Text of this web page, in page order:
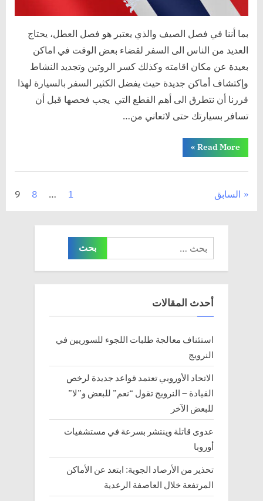
بما أننا في فصل الصيف والذي يعتبر هو فصل العطل، يحتاج
العديد من الناس الى السفر لقضاء بعض الوقت في اماكن
بعيدة عن مكان اقامته وكذلك كسر الروتين وتجديد النشاط
وإكتشاف أماكن جديدة حيث يفضل الكثير السفر بالسيارة لهذا
قررنا أن نتطرق الى أهم القطع التي يجب فحصها قبل أن
تسافر بسيارتك حتى لاتعاني من…
Read More“فحص
السفر
»
تعدد
المقالات
السابق 1
…
8
9
عن:
أحدث المقالات
استئناف معالجة طلبات اللجوء للسوريين في
النرويج
الاتحاد الأوروبي تعتمد قواعد جديدة لرخص
القيادة – النرويج تقول “نعم” للبعض و”لا”
للبعض الآخر
عدوى قاتلة وينتشر بسرعة في مستشفيات
أوروبا
تحذير من الأرصاد الجوية: ابتعد عن الأماكن
المرتفعة خلال العاصفة الرعدية